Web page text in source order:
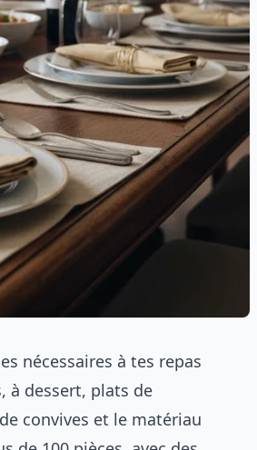
nécessaires à tes repas
à dessert, plats de
convives et le matériau